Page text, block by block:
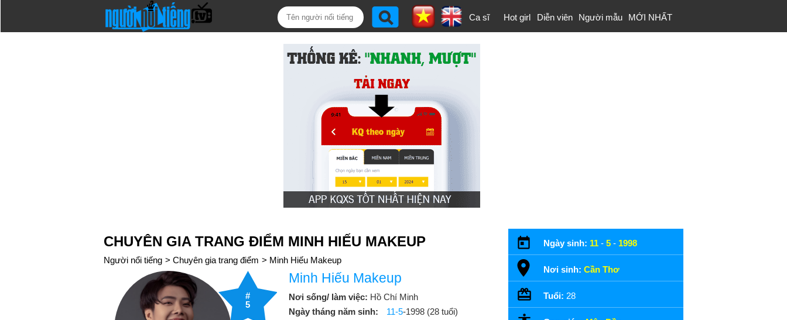
Ca sĩ Hot girl Diễn viên Người mẫu MỚI NHẤT
CHUYÊN GIA TRANG ĐIỂM MINH HIẾU MAKEUP
Người nổi tiếng > Chuyên gia trang điểm > Minh Hiếu Makeup
#
5
Minh Hiếu Makeup
Nơi sống/ làm việc: Hồ Chí Minh
Ngày tháng năm sinh:
11-5-1998 (28 tuổi)
Ngày sinh: 11 - 5 - 1998
Nơi sinh: Cần Thơ
Tuổi: 28